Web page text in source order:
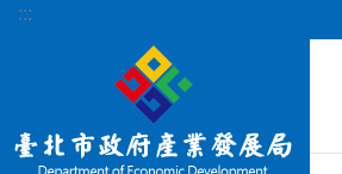
跳到主要內容區塊
:::